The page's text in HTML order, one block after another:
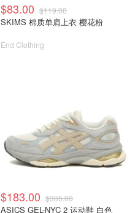
$83.00 $119.00
SKIMS 棉质单肩上衣 樱花粉
End Clothing
$183.00 $305.00
ASICS GEL-NYC 2 运动鞋 白色